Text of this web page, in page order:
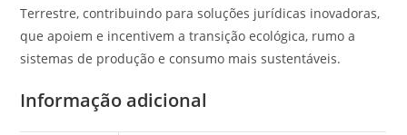
Terrestre, contribuindo para soluções jurídicas inovadoras,
que apoiem e incentivem a transição ecológica, rumo a
sistemas de produção e consumo mais sustentáveis.
Informação adicional